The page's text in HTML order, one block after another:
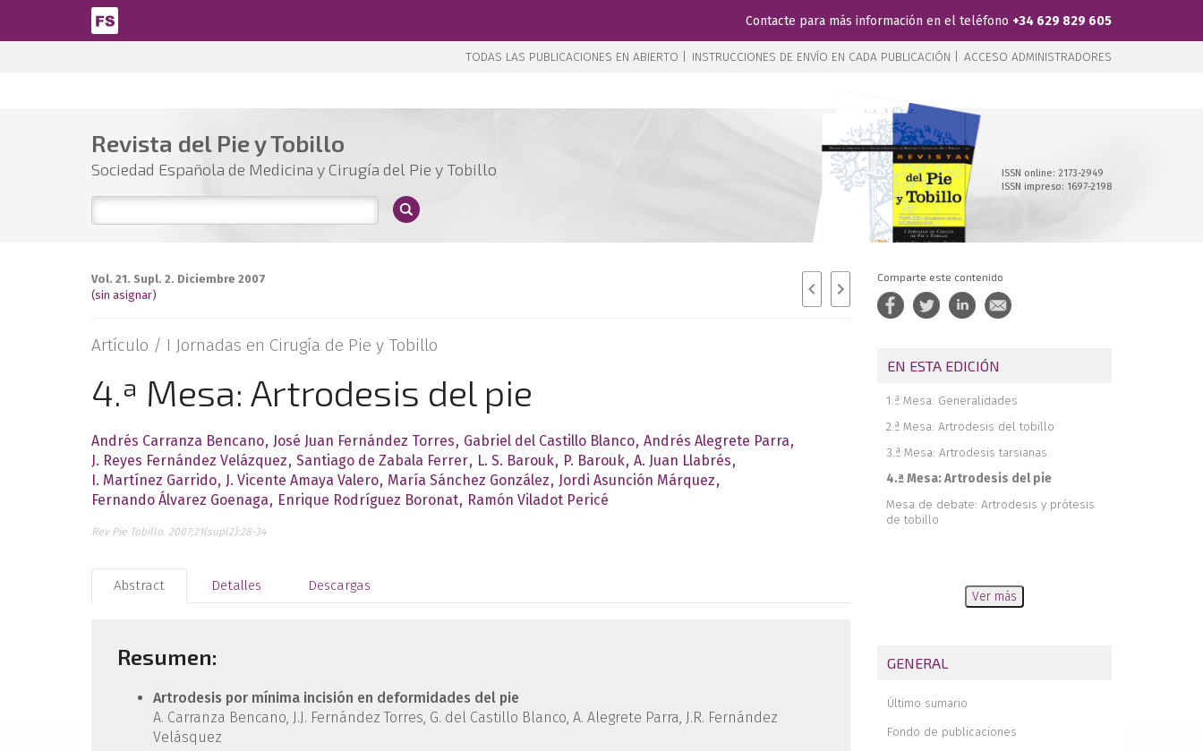
Pasar al contenido principal
Contacte para más información en el teléfono +34 629 829 605
TODAS LAS PUBLICACIONES EN ABIERTO | INSTRUCCIONES DE ENVÍO EN CADA PUBLICACIÓN | ACCESO ADMINISTRADORES
Revista del Pie y Tobillo
Sociedad Española de Medicina y Cirugía del Pie y Tobillo
ISSN online: 2173-2949
ISSN impreso: 1697-2198
Vol. 21. Supl. 2. Diciembre 2007
(sin asignar)
Artículo / I Jornadas en Cirugía de Pie y Tobillo
4.ª Mesa: Artrodesis del pie
Andrés Carranza Bencano José Juan Fernández Torres Gabriel del Castillo Blanco Andrés Alegrete Parra
J. Reyes Fernández Velázquez Santiago de Zabala Ferrer L. S. Barouk P. Barouk A. Juan Llabrés
I. Martínez Garrido J. Vicente Amaya Valero María Sánchez González
Jordi Asunción Márquez
Fernando Álvarez Goenaga
Enrique Rodríguez Boronat Ramón Viladot Pericé
Rev Pie Tobillo. 2007;21(supl2):28-34
Abstract Detalles Descargas
Resumen:
Artrodesis por mínima incisión en deformidades del pie
A. Carranza Bencano, J.J. Fernández Torres, G. del Castillo Blanco, A. Alegrete Parra, J.R. Fernández
Velásquez
Comparte este contenido
EN ESTA EDICIÓN
1.ª Mesa: Generalidades
2.ª Mesa: Artrodesis del tobillo
3.ª Mesa: Artrodesis tarsianas
4.ª Mesa: Artrodesis del pie
Mesa de debate: Artrodesis y prótesis
de tobillo
Ver más
GENERAL
Último sumario
Fondo de publicaciones